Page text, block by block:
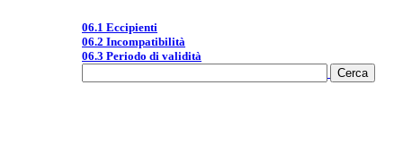
06.1 Eccipienti
06.2 Incompatibilità
06.3 Periodo di validità